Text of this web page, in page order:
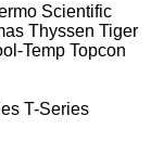
Scientific
Thyssen Tiger
Temp Topcon
T-Series